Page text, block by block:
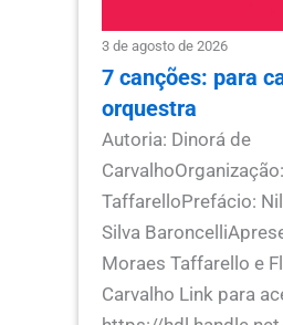
3 de agosto de 2026
7 canções: para
orquestra
Autoria: Dinorá de
TaffarelloPrefácio:
Silva
Moraes Taffarello e
Carvalho Link para